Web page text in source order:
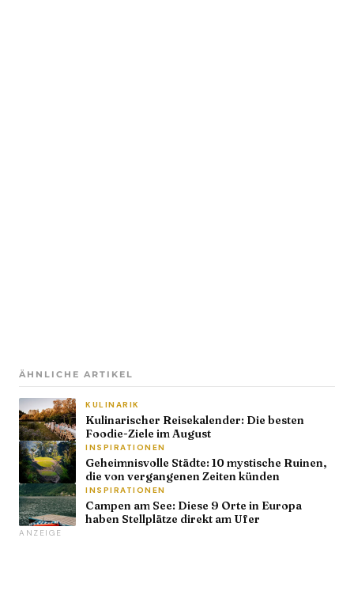
ÄHNLICHE ARTIKEL
KULINARIK
Kulinarischer Reisekalender: Die besten
Foodie-Ziele im August
INSPIRATIONEN
Geheimnisvolle Städte: 10 mystische Ruinen,
die von vergangenen Zeiten künden
INSPIRATIONEN
Campen am See: Diese 9 Orte in Europa
haben Stellplätze direkt am Ufer
ANZEIGE